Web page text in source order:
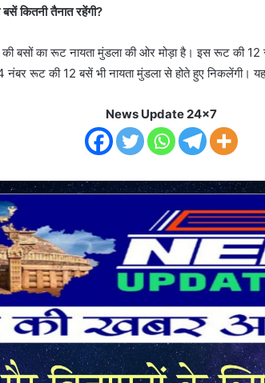
कितनी तैनात रहेंगी?
बसों का रूट नायता मुंडला की ओर मोड़ा है। इस रूट की 12
रूट की 12 बसें भी नायता मुंडला से होते हुए निकलेंगी। यह
News Update 24x7